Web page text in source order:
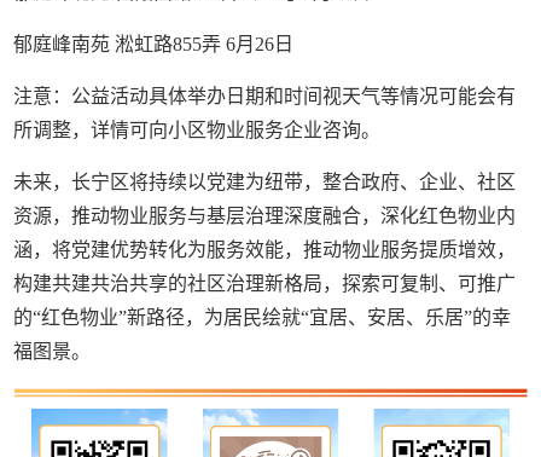
郁庭峰南苑 淞虹路855弄 6月26日
注意：公益活动具体举办日期和时间视天气等情况可能会有
所调整，详情可向小区物业服务企业咨询。
未来，长宁区将持续以党建为纽带，整合政府、企业、社区
资源，推动物业服务与基层治理深度融合，深化红色物业内
涵，将党建优势转化为服务效能，推动物业服务提质增效，
构建共建共治共享的社区治理新格局，探索可复制、可推广
的“红色物业”新路径，为居民绘就“宜居、安居、乐居”的幸
福图景。